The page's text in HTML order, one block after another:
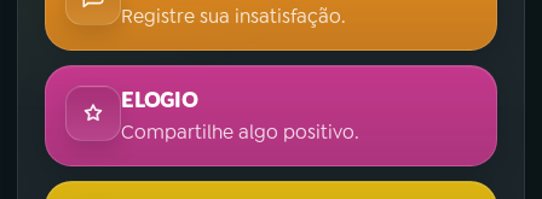
Registre sua insatisfação.
ELOGIO
Compartilhe algo positivo.